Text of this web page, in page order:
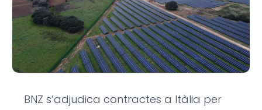
BNZ s’adjudica contractes a Itàlia per